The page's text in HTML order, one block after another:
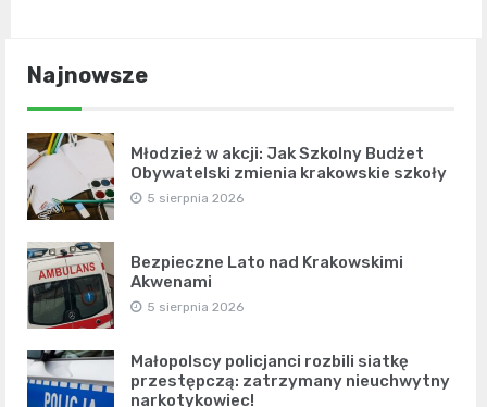
Najnowsze
Młodzież w akcji: Jak Szkolny Budżet
Obywatelski zmienia krakowskie szkoły
5 sierpnia 2026
Bezpieczne Lato nad Krakowskimi
Akwenami
5 sierpnia 2026
Małopolscy policjanci rozbili siatkę
przestępczą: zatrzymany nieuchwytny
narkotykowiec!